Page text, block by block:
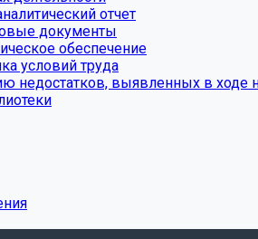
отчет
документы
обеспечение
условий труда
недостатков, выявленных в ходе